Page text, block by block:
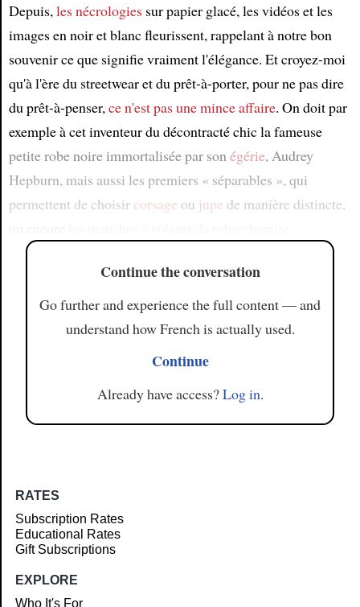
Depuis,les nécrologiessur papier glacé, les vidéos et les
images en noir et blanc fleurissent, rappelant à notre bon
souvenir ce que signifie vraiment l'élégance. Et croyez-moi
qu'à l'ère du streetwear et du prêt-à-porter, pour ne pas dire
du prêt-à-penser,ce n'est pas une mince affaire. On doit par
exemple à cet inventeur du décontracté chic la fameuse
petite robe noire immortalisée par sonégérie, Audrey
Hepburn, mais aussi les premiers « séparables », qui
permettent de choisir corsage ou jupe de manière distincte,
Continue the conversation
Go further and experience the full content — and
understand how French is actually used.
Continue
Already have access?Log in.
RATES
Subscription Rates
Educational Rates
Gift Subscriptions
EXPLORE
Who It's For